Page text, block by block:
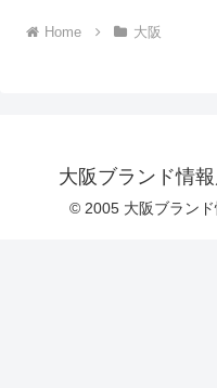
Home 大阪
大阪ブランド情
© 2005 大阪ブラン